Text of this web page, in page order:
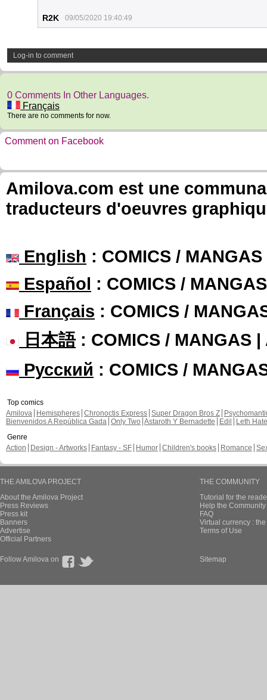
R2K 09/05/2020 19:40:49
Log-in to comment
0 Comments In Other Languages.
Français
There are no comments for now.
Comment on Facebook
Amilova.com est une
traducteurs d'oeuvres
English : COMICS /
Español : COMICS /
Français : COMICS /
日本語: COMICS / MANGAS |
Русский : COMICS /
Top comics
Amilova
Hemispheres Chronoctis Express Super Dragon Bros Z
Bienvenidos A República Gada Only Two Astaroth Y Bernadette Edil
Leth Hate
Genre
Action
Design - Artworks Fantasy - SF Humor Children's books Romance
THE AMILOVA PROJECT
About the Amilova Project
Press Reviews
Press kit
Banners
Advertise
Official Partners
THE COMMUNITY
Tutorial for the
Help the
FAQ
Virtual currency :
Terms of Use
Follow Amilova on Sitemap